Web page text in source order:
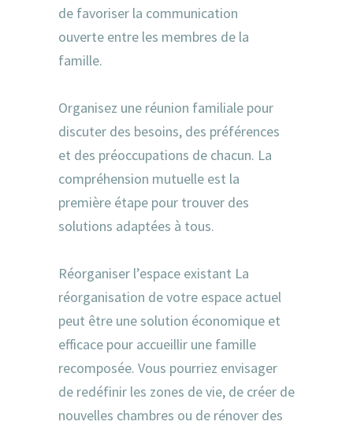
de favoriser la communication
ouverte entre les membres de la
famille.
Organisez une réunion familiale pour
discuter des besoins, des préférences
et des préoccupations de chacun. La
compréhension mutuelle est la
première étape pour trouver des
solutions adaptées à tous.
Réorganiser l’espace existant La
réorganisation de votre espace actuel
peut être une solution économique et
efficace pour accueillir une famille
recomposée. Vous pourriez envisager
de redéfinir les zones de vie, de créer de
nouvelles chambres ou de rénover des